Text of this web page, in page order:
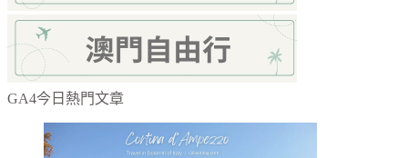
GA4今日熱門文章